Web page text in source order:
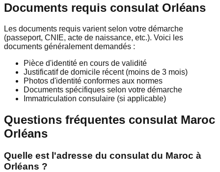
Documents requis consulat Orléans
Les documents requis varient selon votre démarche
(passeport, CNIE, acte de naissance, etc.). Voici les
documents généralement demandés :
Pièce d'identité en cours de validité
Justificatif de domicile récent (moins de 3 mois)
Photos d'identité conformes aux normes
Documents spécifiques selon votre démarche
Immatriculation consulaire (si applicable)
Questions fréquentes consulat Maroc
Orléans
Quelle est l'adresse du consulat du Maroc à
Orléans ?